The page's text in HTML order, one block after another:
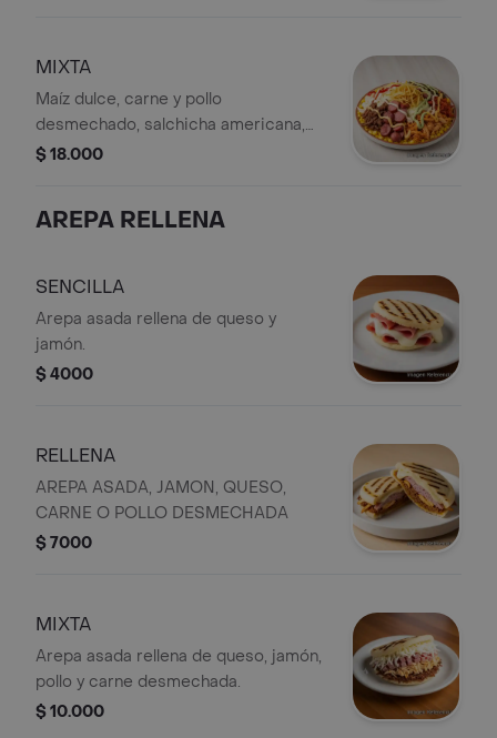
MIXTA
Maíz dulce, carne y pollo
desmechado, salchicha americana,
queso, papa ripio y salsas variadas.
$ 18.000
AREPA RELLENA
SENCILLA
Arepa asada rellena de queso y
jamón.
$ 4000
RELLENA
AREPA ASADA, JAMON, QUESO,
CARNE O POLLO DESMECHADA
$ 7000
MIXTA
Arepa asada rellena de queso, jamón,
pollo y carne desmechada.
$ 10.000